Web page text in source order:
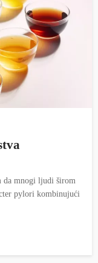
da mnogi ljudi širom
pylori kombinujući